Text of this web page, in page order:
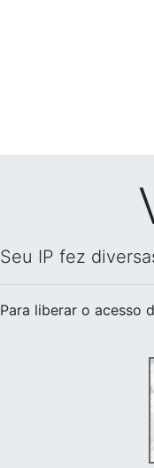
Seu IP fez
Para liberar o acesso